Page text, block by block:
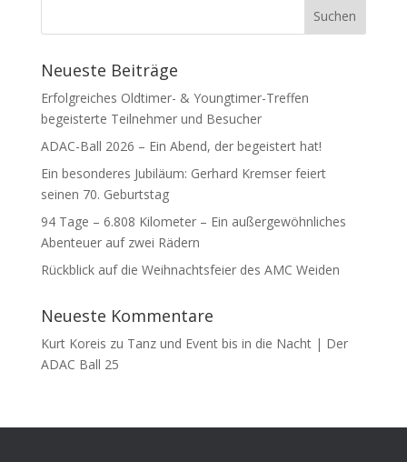
Neueste Beiträge
Erfolgreiches Oldtimer- & Youngtimer-Treffen
begeisterte Teilnehmer und Besucher
ADAC-Ball 2026 – Ein Abend, der begeistert hat!
Ein besonderes Jubiläum: Gerhard Kremser feiert
seinen 70. Geburtstag
94 Tage – 6.808 Kilometer – Ein außergewöhnliches
Abenteuer auf zwei Rädern
Rückblick auf die Weihnachtsfeier des AMC Weiden
Neueste Kommentare
Kurt Koreis zu Tanz und Event bis in die Nacht | Der
ADAC Ball 25